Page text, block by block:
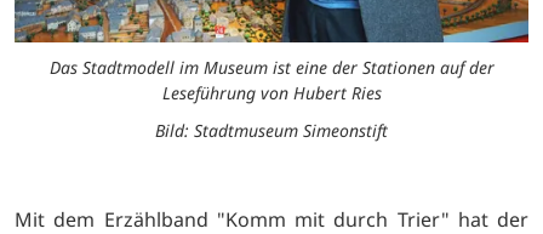
Das Stadtmodell im Museum ist eine der Stationen auf der
Leseführung von Hubert Ries
Bild: Stadtmuseum Simeonstift
Mit dem Erzählband "Komm mit durch Trier" hat der